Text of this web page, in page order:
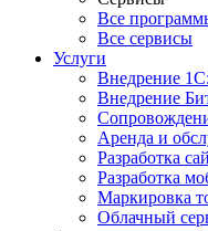
Все
Все сервисы
Услуги
Внедрение
Внедрение
Аренда и
Разработка
Разработка
Маркировка
Облачный